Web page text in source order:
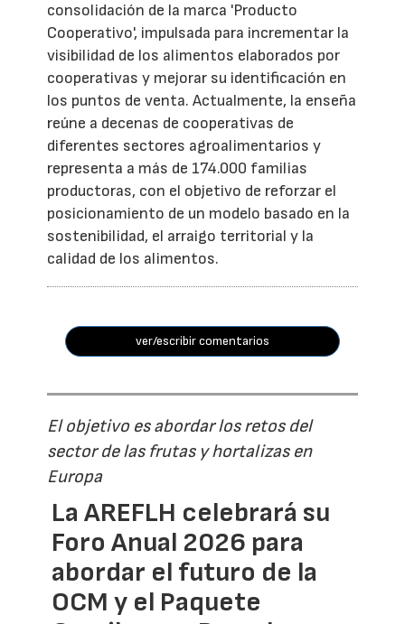
consolidación de la marca 'Producto
Cooperativo', impulsada para incrementar la
visibilidad de los alimentos elaborados por
cooperativas y mejorar su identificación en
los puntos de venta. Actualmente, la enseña
reúne a decenas de cooperativas de
diferentes sectores agroalimentarios y
representa a más de 174.000 familias
productoras, con el objetivo de reforzar el
posicionamiento de un modelo basado en la
sostenibilidad, el arraigo territorial y la
calidad de los alimentos.
ver/escribir comentarios
El objetivo es abordar los retos del
sector de las frutas y hortalizas en
Europa
La AREFLH celebrará su
Foro Anual 2026 para
abordar el futuro de la
OCM y el Paquete